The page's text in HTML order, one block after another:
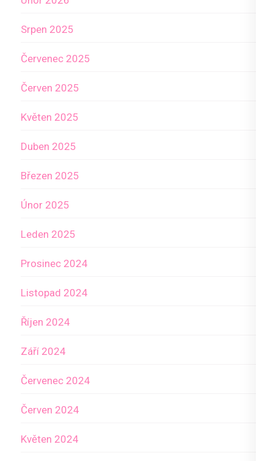
Srpen 2025
Červenec 2025
Červen 2025
Květen 2025
Duben 2025
Březen 2025
Únor 2025
Leden 2025
Prosinec 2024
Listopad 2024
Říjen 2024
Září 2024
Červenec 2024
Červen 2024
Květen 2024